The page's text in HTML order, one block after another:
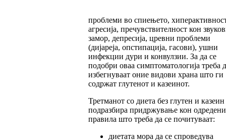
проблеми во спиењето,
агресија, пречувствителност кон
замор, депресија, цревни проблеми
(дијареја, опстипација, гасови), ушни
инфекции дури и конвулзии. За да се
подобри оваа симптоматологија треба
избегнуваат оние видови храна што ги
содржат глутенот и казеинот.
Третманот со диета без глутен и казеин
подразбира придржување кон одредени
правила што треба да се почитуваат:
диетата мора да се спроведува